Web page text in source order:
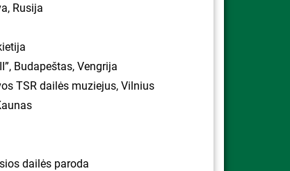
Rusija
Budapeštas, Vengrija
TSR dailės muziejus, Vilnius
dailės paroda